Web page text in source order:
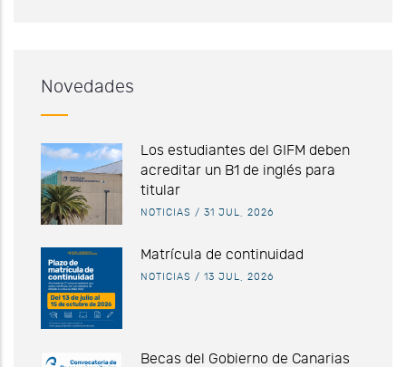
Novedades
Los estudiantes del GIFM deben
acreditar un B1 de inglés para
titular
NOTICIAS / 31 JUL, 2026
Matrícula de continuidad
NOTICIAS / 13 JUL, 2026
Becas del Gobierno de Canarias